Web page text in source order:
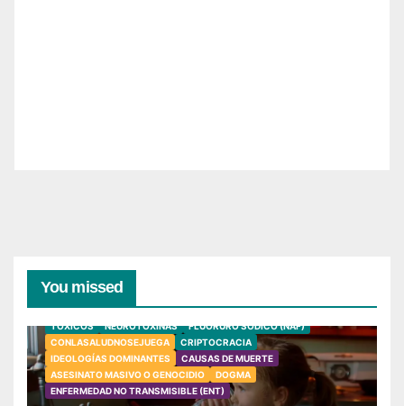
You missed
TÓXICOS NEUROTOXINAS
FLUORURO SÓDICO (NAF)
CONLASALUDNOSEJUEGA
CRIPTOCRACIA
IDEOLOGÍAS DOMINANTES
CAUSAS DE MUERTE
ASESINATO MASIVO O GENOCIDIO
DOGMA
ENFERMEDAD NO TRANSMISIBLE (ENT)